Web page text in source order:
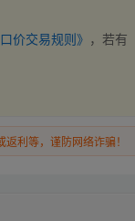
口价交易规则》 ，若有
利等，谨防网络诈骗！